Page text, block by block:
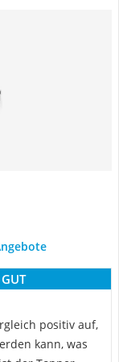
positiv auf,
kann, was